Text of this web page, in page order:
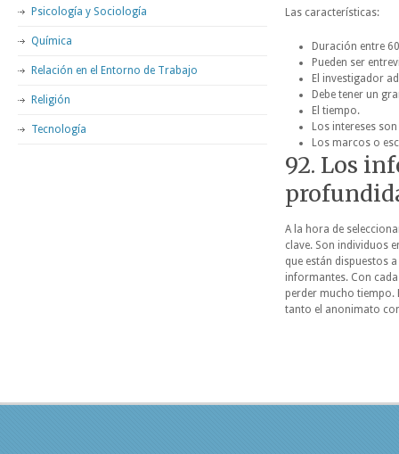
Las características:
Duración entre
Pueden ser
El investigador
Debe tener un
El tiempo.
Los intereses
Los marcos o
92. Los
A la hora de
clave. Son individuos
que están dispuestos
informantes. Con
perder mucho tiempo.
tanto el anonimato
Psicología y Sociología
Química
Relación en el Entorno de Trabajo
Religión
Tecnología